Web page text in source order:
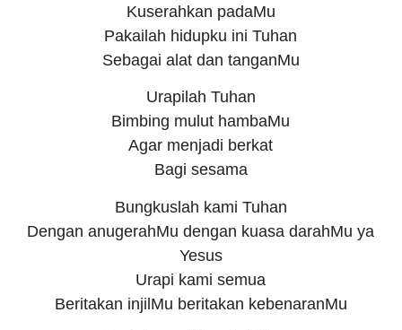
Kuserahkan padaMu
Pakailah hidupku ini Tuhan
Sebagai alat dan tanganMu
Urapilah Tuhan
Bimbing mulut hambaMu
Agar menjadi berkat
Bagi sesama
Bungkuslah kami Tuhan
Dengan anugerahMu dengan kuasa darahMu ya
Yesus
Urapi kami semua
Beritakan injilMu beritakan kebenaranMu